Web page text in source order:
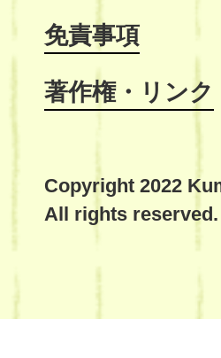
免責事項
著作権・リンク
Copyright 2022
All rights reserved.